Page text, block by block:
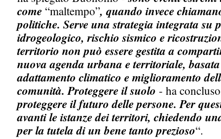
come “maltempo”, quando invece
politiche. Serve una strategia integrata su
idrogeologico, rischio sismico e
territorio non può essere gestita a
nuova agenda urbana e territoriale,
adattamento climatico e miglioramento
comunità. Proteggere il suolo - ha
proteggere il futuro delle persone. Per
avanti le istanze dei territori, chiedendo
per la tutela di un bene tanto prezioso“.